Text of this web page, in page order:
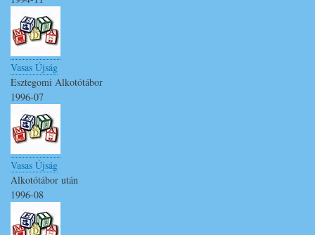
Vasas Újság
Esztegomi Alkotótábor
1996-07
Vasas Újság
Alkotótábor után
1996-08